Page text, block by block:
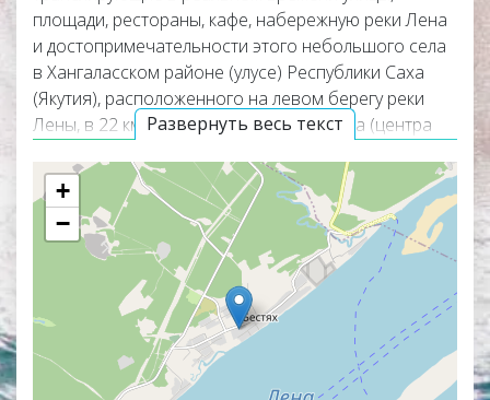
Развернуть весь текст
площади, рестораны, кафе, набережную реки Лена
и достопримечательности этого небольшого села
в Хангаласском районе (улусе) Республики Саха
(Якутия), расположенного на левом берегу реки
Лены, в 22 км к юго-западу от Покровска (центра
от Якутска. Онлайн веб камеры покажут
панорамные виды села, окружающую его природу и
помогут узнать актуальную погоду в селе Верхний
Бестях прямо сейчас из любой точки мира. Веб
камеры работают в прямом эфире, а некоторые из
них транслируют изображение со звуком.
Популярные онлайн веб камеры располагаются в
верхней части списка трансляций. Карта онлайн
веб камер покажет точное местоположение
+
−